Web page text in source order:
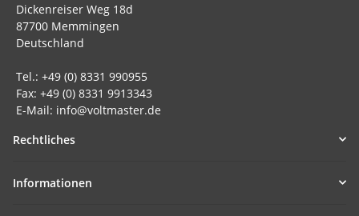
Dickenreiser Weg 18d
87700 Memmingen
Deutschland
Tel.: +49 (0) 8331 990955
Fax: +49 (0) 8331 9913343
E-Mail: info@voltmaster.de
Rechtliches
Informationen